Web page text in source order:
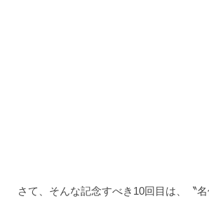
さて、そんな記念すべき10回目は、〝